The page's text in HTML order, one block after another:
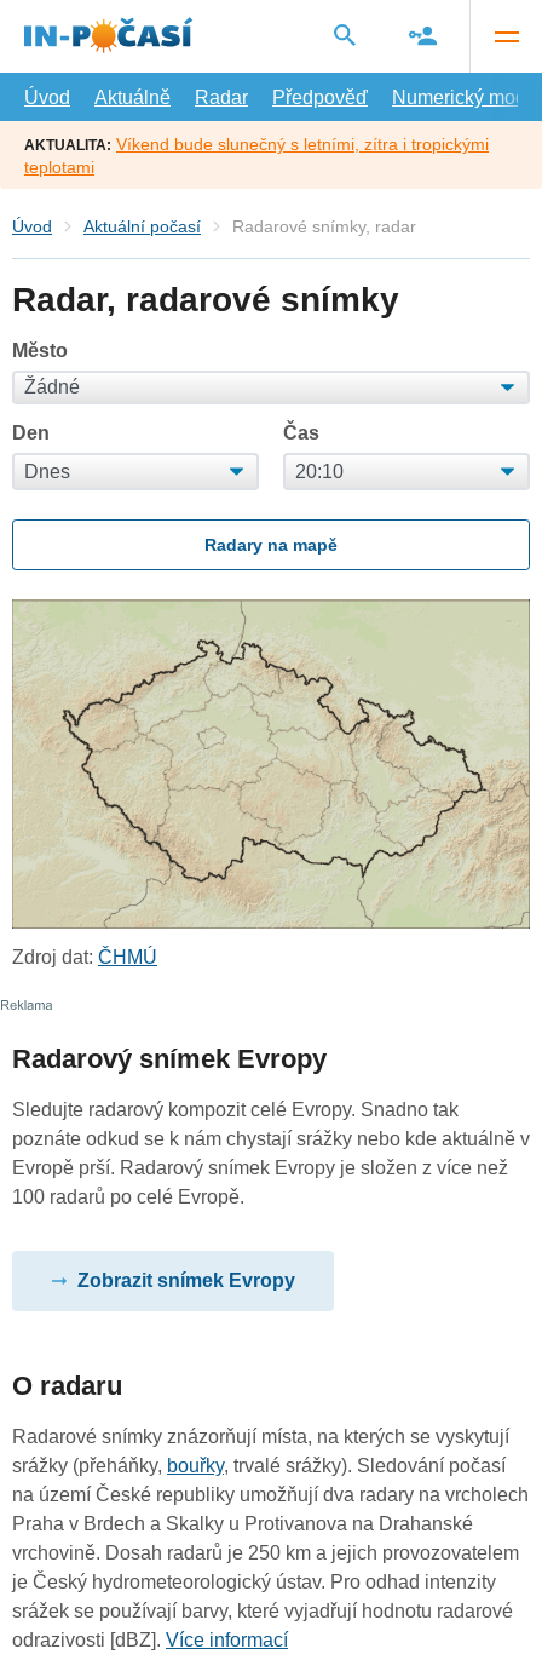
hlavní
Úvod
Aktuálně Radar Předpověď Numerický model
AKTUALITA: Víkend bude slunečný s letními, zítra i tropickými
teplotami
Úvod Aktuální počasí Radarové snímky, radar
Radar, radarové snímky
Město
Den Čas
Radary na mapě
Zdroj dat: ČHMÚ
Radarový snímek Evropy
Sledujte radarový kompozit celé Evropy. Snadno tak
poznáte odkud se k nám chystají srážky nebo kde aktuálně v
Evropě prší. Radarový snímek Evropy je složen z více než
100 radarů po celé Evropě.
Zobrazit snímek Evropy
O radaru
Radarové snímky znázorňují místa, na kterých se vyskytují
srážky (přeháňky, bouřky, trvalé srážky). Sledování počasí
na území České republiky umožňují dva radary na vrcholech
Praha v Brdech a Skalky u Protivanova na Drahanské
vrchovině. Dosah radarů je 250 km a jejich provozovatelem
je Český hydrometeorologický ústav. Pro odhad intenzity
srážek se používají barvy, které vyjadřují hodnotu radarové
odrazivosti [dBZ]. Více informací